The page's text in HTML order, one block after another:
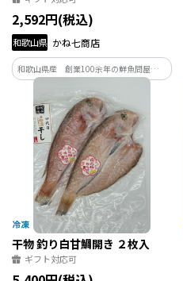
2,592円(税込)
和歌山県 かね七商店
和歌山県産 創業100余年の鮮魚問屋が作
った、国産の紀州あんちょび。黒潮が育
てた和歌山県産の真鰯の旨味をギュッと
凝縮させた、こだわりの「紀州あんちょ
び」です。
干物 釣り白甘鯛開き ２枚入
ギフト対応可